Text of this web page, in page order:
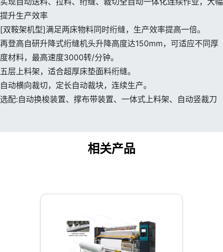
提升生产效率
[双鞍架机型]满足两床物料同时绗缝，生产效率提高一倍。
再登高自研升降式绗缝机头升降高度达150mm，可适应不同厚
度材料，最高速度3000转/分钟。
五层上料架，适合超厚床垫面料绗缝。
自动横向裁切，定长自动裁块，连续生产。
选配:自动换梭装置、撑布带装置、一体式上料架、自动竖裁刀
相关产品